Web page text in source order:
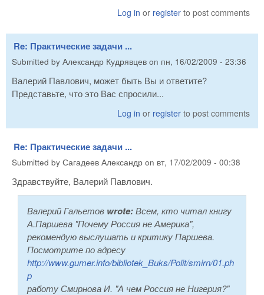
Log in or register to post comments
Re: Практические задачи ...
Submitted by Александр Кудрявцев on пн, 16/02/2009 - 23:36
Валерий Павлович, может быть Вы и ответите?
Представьте, что это Вас спросили...
Log in or register to post comments
Re: Практические задачи ...
Submitted by Сагадеев Александр on вт, 17/02/2009 - 00:38
Здравствуйте, Валерий Павлович.
Валерий Гальетов wrote:Всем, кто читал книгу
А.Паршева "Почему Россия не Америка",
рекомендую выслушать и критику Паршева.
Посмотрите по адресу
http://www.gumer.info/bibliotek_Buks/Polit/smirn/01.ph
p
работу Смирнова И. "А чем Россия не Нигерия?"